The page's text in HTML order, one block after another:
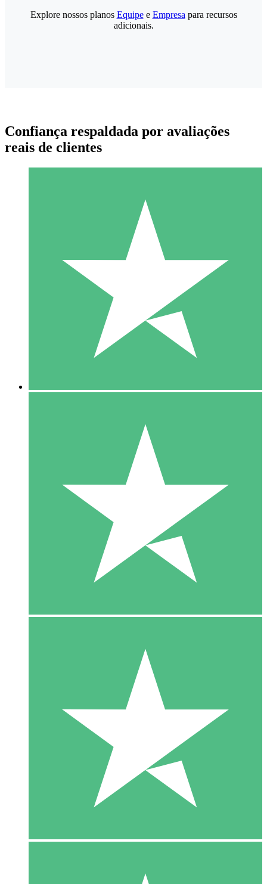
Pacotes de Créditos Individuais
Pague conforme o uso com créditos de download. Sem
1000
10 Downloads
20 00
Explore nossos planos Equipee Empresa para recursos
adicionais.
Confiança respaldada por avaliações
reais de clientes